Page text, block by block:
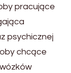
pracujące
psychicznej
chcące